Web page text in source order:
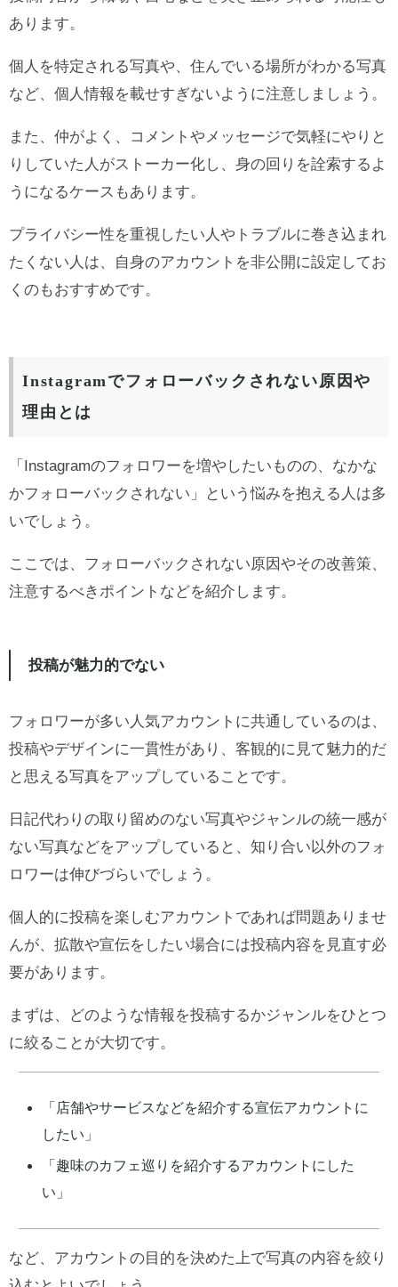
あります。
個人を特定される写真や、住んでいる場所がわかる写真
など、個人情報を載せすぎないように注意しましょう。
また、仲がよく、コメントやメッセージで気軽にやりと
りしていた人がストーカー化し、身の回りを詮索するよ
うになるケースもあります。
プライバシー性を重視したい人やトラブルに巻き込まれ
たくない人は、自身のアカウントを非公開に設定してお
くのもおすすめです。
Instagramでフォローバックされない原因や
理由とは
「Instagramのフォロワーを増やしたいものの、なかな
かフォローバックされない」という悩みを抱える人は多
いでしょう。
ここでは、フォローバックされない原因やその改善策、
注意するべきポイントなどを紹介します。
投稿が魅力的でない
フォロワーが多い人気アカウントに共通しているのは、
投稿やデザインに一貫性があり、客観的に見て魅力的だ
と思える写真をアップしていることです。
日記代わりの取り留めのない写真やジャンルの統一感が
ない写真などをアップしていると、知り合い以外のフォ
ロワーは伸びづらいでしょう。
個人的に投稿を楽しむアカウントであれば問題ありませ
んが、拡散や宣伝をしたい場合には投稿内容を見直す必
要があります。
まずは、どのような情報を投稿するかジャンルをひとつ
に絞ることが大切です。
「店舗やサービスなどを紹介する宣伝アカウントに
したい」
「趣味のカフェ巡りを紹介するアカウントにした
い」
など、アカウントの目的を決めた上で写真の内容を絞り